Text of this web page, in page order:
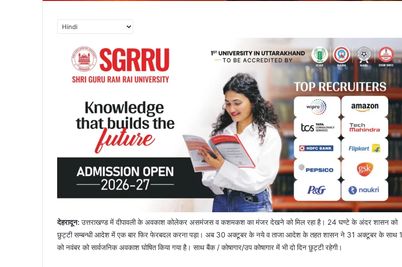
देहरादून: उत्तराखण्ड में दीपावली के अवकाश कोलेकर असमंजस व कशमकश का मंजर देखने को मिल रहा है। 24 घण्टे के अंदर शासन को
छुट्टी सम्बन्धी आदेश में एक बार फिर फेरबदल करना पड़ा। अब 30 अक्टूबर के नये व ताजा आदेश के तहत शासन ने 31 अक्टूबर के साथ 1
को नवंबर को सार्वजनिक अवकाश घोषित किया गया है। साथ बैंक / कोषागार/उप कोषागार में भी दो दिन छुट्टी रहेगी।